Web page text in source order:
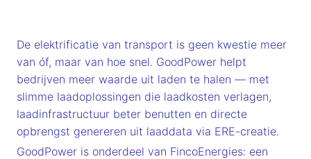
De elektrificatie van transport is geen kwestie meer
van óf, maar van hoe snel. GoodPower helpt
bedrijven meer waarde uit laden te halen — met
slimme laadoplossingen die laadkosten verlagen,
laadinfrastructuur beter benutten en directe
opbrengst genereren uit laaddata via ERE-creatie.
GoodPower is onderdeel van FincoEnergies: een